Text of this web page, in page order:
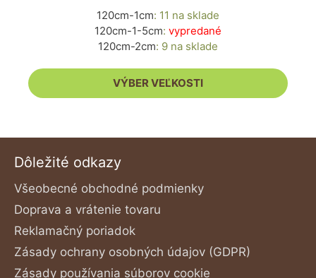
120cm-1cm: 11 na sklade
120cm-1-5cm: vypredané
120cm-2cm: 9 na sklade
VÝBER VEĽKOSTI
vybrať
stránke
Dôležité odkazy
Všeobecné obchodné podmienky
Doprava a vrátenie tovaru
Reklamačný poriadok
Zásady ochrany osobných údajov (GDPR)
Zásady používania súborov cookie